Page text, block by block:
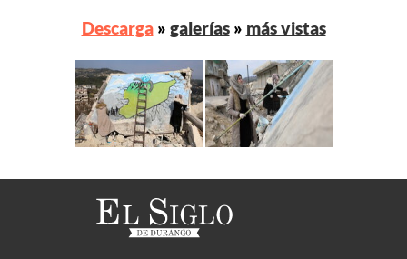
Descarga» galerías» más vistas